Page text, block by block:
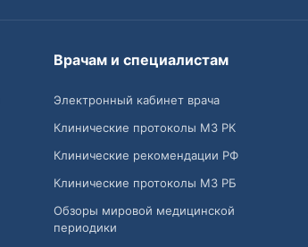
Врачам и специалистам
Электронный кабинет врача
Клинические протоколы МЗ РК
Клинические рекомендации РФ
Клинические протоколы МЗ РБ
Обзоры мировой медицинской
периодики